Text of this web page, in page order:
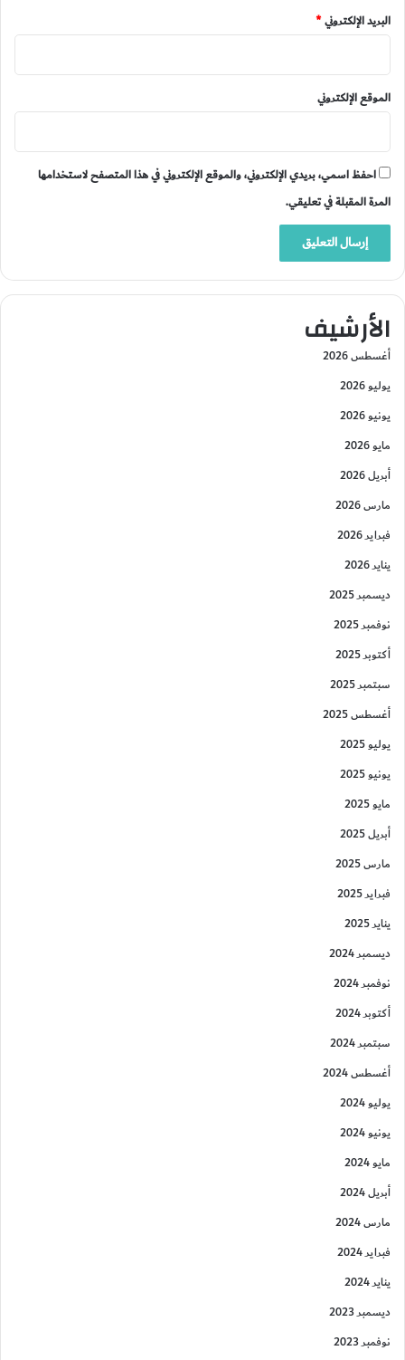
البريد الإلكتروني*
الموقع الإلكتروني
احفظ اسمي، بريدي الإلكتروني، والموقع الإلكتروني في هذا المتصفح لاستخدامها
المرة المقبلة في تعليقي.
الأرشيف
أغسطس 2026
يوليو 2026
يونيو 2026
مايو 2026
أبريل 2026
مارس 2026
فبراير 2026
يناير 2026
ديسمبر 2025
نوفمبر 2025
أكتوبر 2025
سبتمبر 2025
أغسطس 2025
يوليو 2025
يونيو 2025
مايو 2025
أبريل 2025
مارس 2025
فبراير 2025
يناير 2025
ديسمبر 2024
نوفمبر 2024
أكتوبر 2024
سبتمبر 2024
أغسطس 2024
يوليو 2024
يونيو 2024
مايو 2024
أبريل 2024
مارس 2024
فبراير 2024
يناير 2024
ديسمبر 2023
نوفمبر 2023